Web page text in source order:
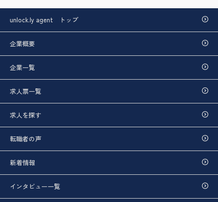
の
ペ
ー
ジ
送
り
unlock.ly agent トップ
企業概要
企業一覧
求人票一覧
求人を探す
転職者の声
新着情報
インタビュー一覧